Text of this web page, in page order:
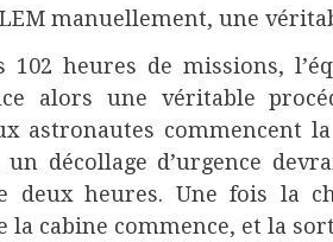
manuellement, une
heures de missions,
alors une véritable
astronautes commencent
décollage d’urgence
deux heures. Une fois la
la cabine commence, et la